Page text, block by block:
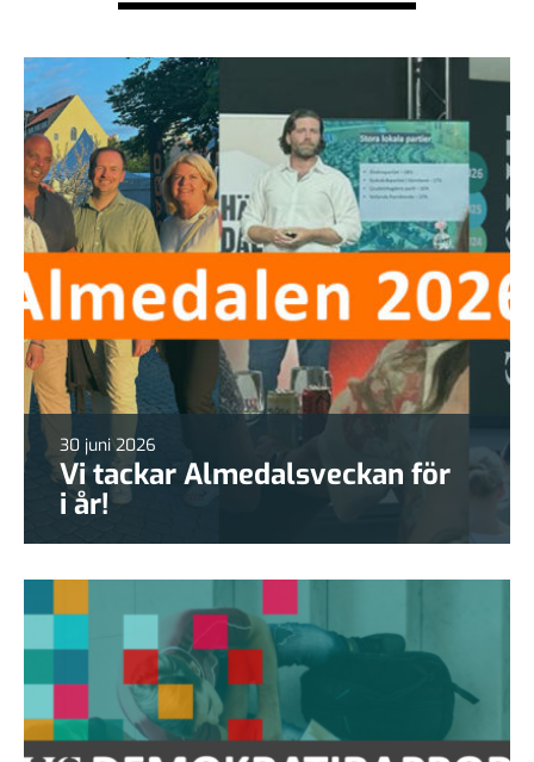
30 juni 2026
Vi tackar Almedalsveckan för
i år!